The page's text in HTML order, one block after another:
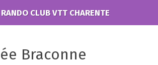
CLUB VTT CHARENTE
Braconne